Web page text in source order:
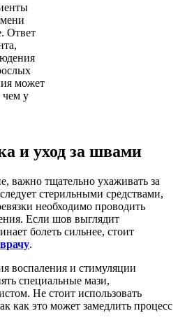
Ответ
может
чем у
и уход за швами
важно тщательно ухаживать за
стерильными средствами,
необходимо проводить
Если шов выглядит
болеть сильнее, стоит
.
воспаления и стимуляции
специальные мази,
Не стоит использовать
как это может замедлить процесс